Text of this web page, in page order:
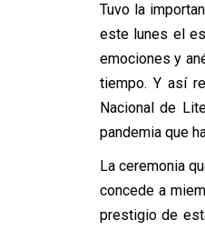
Tuvo la
este lunes el
emociones y
tiempo. Y así
Nacional de
pandemia que
La ceremonia
concede a
prestigio de